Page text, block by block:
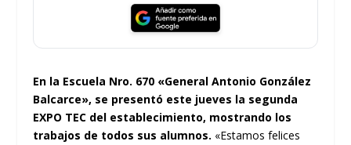
En la Escuela Nro. 670 «General Antonio González
Balcarce», se presentó este jueves la segunda
EXPO TEC del establecimiento, mostrando los
trabajos de todos sus alumnos. «Estamos felices